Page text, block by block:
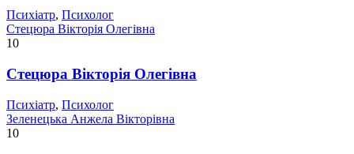
Психіатр, Психолог
Стецюра Вікторія Олегівна
10
Стецюра Вікторія Олегівна
Психіатр, Психолог
Зеленецька Анжела Вікторівна
10